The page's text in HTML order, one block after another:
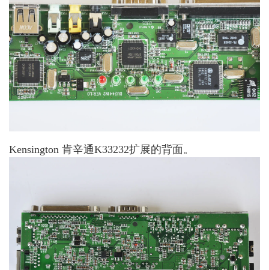
Kensington 肯辛通K33232扩展的背面。